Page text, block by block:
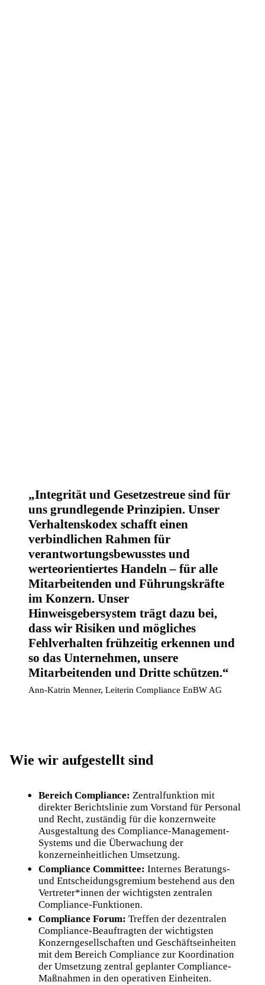
Integrität und Gesetzestreue sind für
uns grundlegende Prinzipien. Unser
Verhaltenskodex schafft einen
verbindlichen Rahmen für
verantwortungsbewusstes und
werteorientiertes Handeln – für alle
Mitarbeitenden und Führungskräfte
im Konzern. Unser
Hinweisgebersystem trägt dazu bei,
dass wir Risiken und mögliches
Fehlverhalten frühzeitig erkennen und
so das Unternehmen, unsere
Mitarbeitenden und Dritte schützen.
Ann-Katrin Menner, Leiterin Compliance EnBW AG
Wie wir aufgestellt sind
Bereich Compliance: Zentralfunktion mit
direkter Berichtslinie zum Vorstand für Personal
und Recht, zuständig für die konzernweite
Ausgestaltung des Compliance-Management-
Systems und die Überwachung der
konzerneinheitlichen Umsetzung.
Compliance Committee: Internes Beratungs-
und Entscheidungsgremium bestehend aus den
Vertreter*innen der wichtigsten zentralen
Compliance-Funktionen.
Compliance Forum: Treffen der dezentralen
Compliance-Beauftragten der wichtigsten
Konzerngesellschaften und Geschäftseinheiten
mit dem Bereich Compliance zur Koordination
der Umsetzung zentral geplanter Compliance-
Maßnahmen in den operativen Einheiten.